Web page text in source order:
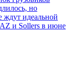
но
ждут идеальной
и Sollers в июне